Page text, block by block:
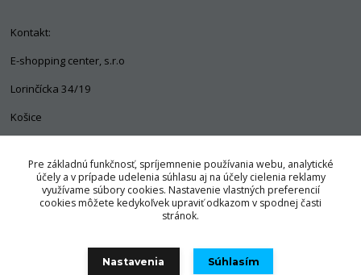
Kontakt:
E-shopping center, s.r.o
Lorinčícka 34/19
Košice
+421 903 563 637
info@pozorpes.sk
Pre základnú funkčnosť, spríjemnenie používania webu, analytické
účely a v prípade udelenia súhlasu aj na účely cielenia reklamy
využívame súbory cookies. Nastavenie vlastných preferencií
cookies môžete kedykoľvek upraviť odkazom v spodnej časti
stránok.
Nastavenia Súhlasím